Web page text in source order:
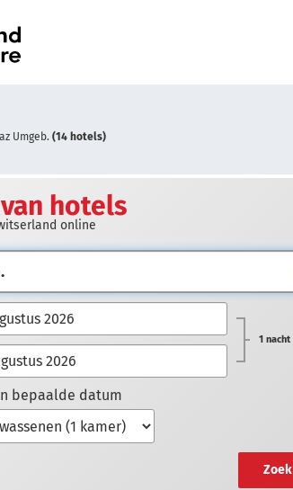
Umgeb. (14 hotels)
hotels
online
1 nacht
bepaalde datum
Zoek